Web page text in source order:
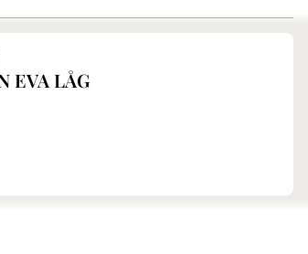
Finns i fler val (6)
EVA LÅG